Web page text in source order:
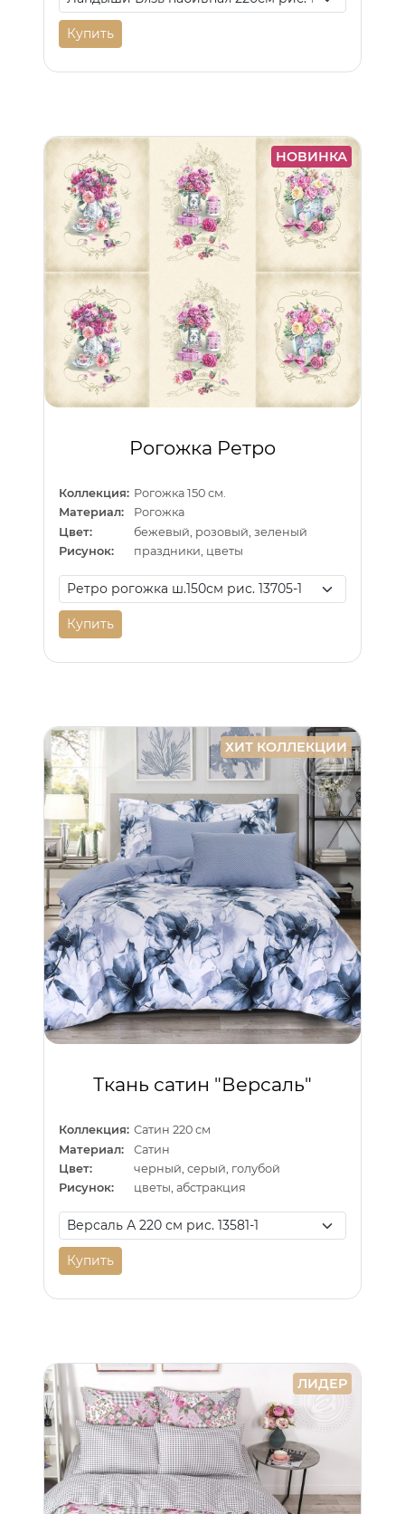
Купить
НОВИНКА
Рогожка Ретро
Коллекция: Рогожка 150 см.
Материал:
Рогожка
Цвет:
бежевый, розовый, зеленый
Рисунок:
праздники, цветы
Купить
ХИТ КОЛЛЕКЦИИ
Ткань сатин "Версаль"
Коллекция: Сатин 220 см
Материал:
Сатин
Цвет:
черный, серый, голубой
Рисунок:
цветы, абстракция
Купить
ЛИДЕР